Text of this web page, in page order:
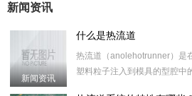
新闻资讯
新闻资讯
什么是热流道
热流道（anolehotrunner）是
塑料粒子注入到模具的型腔中